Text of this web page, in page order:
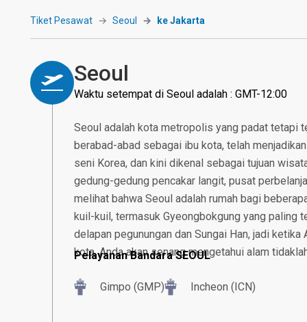
Tiket Pesawat Seoul ke Jakarta
Seoul
Waktu setempat di Seoul adalah : GMT-12:00
Seoul adalah kota metropolis yang padat tetapi
berabad-abad sebagai ibu kota, telah
seni Korea, dan kini dikenal sebagai tujuan
gedung-gedung pencakar langit, pusat
melihat bahwa Seoul adalah rumah bagi
kuil-kuil, termasuk Gyeongbokgung yang paling
delapan pegunungan dan Sungai Han, jadi
kota, Anda akan senang mengetahui alam
Pelayanan Bandara SEOUL
Gimpo (GMP) Incheon (ICN)